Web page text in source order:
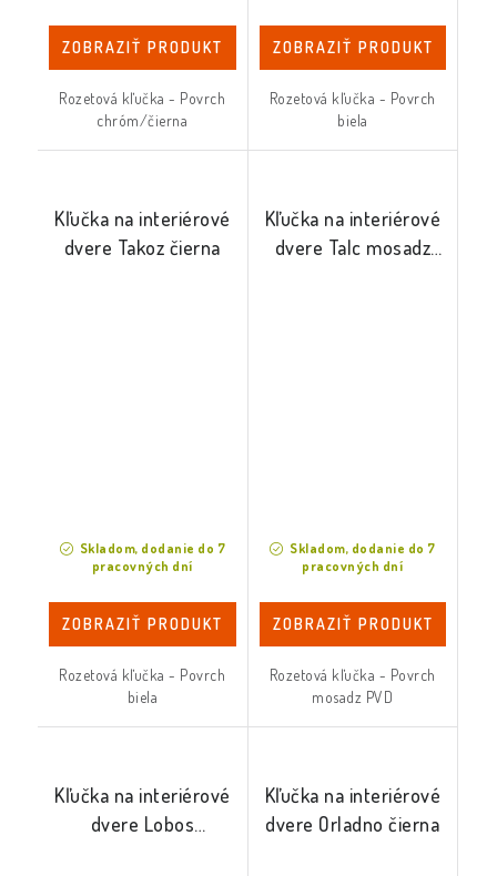
ZOBRAZIŤ PRODUKT
Rozetová kľučka - Povrch
chróm/čierna
ZOBRAZIŤ PRODUKT
Rozetová kľučka - Povrch
biela
Kľučka na interiérové
dvere Takoz čierna
Skladom, dodanie do 7
pracovných dní
ZOBRAZIŤ PRODUKT
Rozetová kľučka - Povrch
biela
Kľučka na interiérové
dvere Talc mosadz
Skladom, dodanie do 7
pracovných dní
ZOBRAZIŤ PRODUKT
Rozetová kľučka - Povrch
mosadz PVD
Kľučka na interiérové
dvere Lobos
Kľučka na interiérové
dvere Orladno čierna